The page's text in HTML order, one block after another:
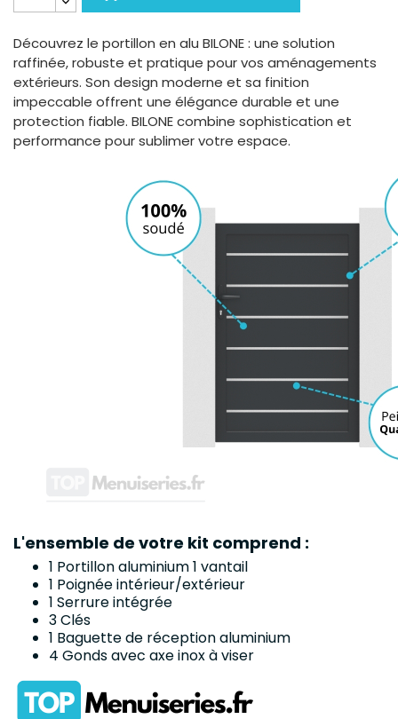
Découvrez le portillon en alu BILONE : une solution
raffinée, robuste et pratique pour vos aménagements
extérieurs. Son design moderne et sa finition
impeccable offrent une élégance durable et une
protection fiable. BILONE combine sophistication et
performance pour sublimer votre espace.
L'ensemble de votre kit comprend :
1 Portillon aluminium 1 vantail
1 Poignée intérieur/extérieur
1 Serrure intégrée
3 Clés
1 Baguette de réception aluminium
4 Gonds avec axe inox à viser